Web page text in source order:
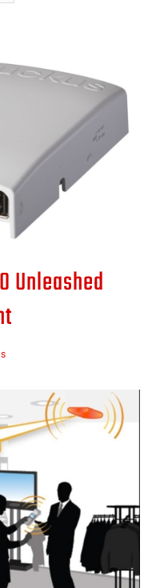
Unleashed